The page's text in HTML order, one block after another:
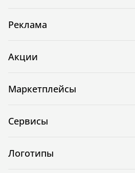
Реклама
Акции
Маркетплейсы
Сервисы
Логотипы